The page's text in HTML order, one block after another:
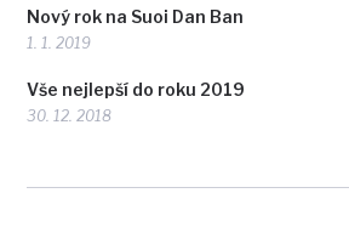
Nový rok na Suoi Dan Ban
1. 1. 2019
Vše nejlepší do roku 2019
30. 12. 2018